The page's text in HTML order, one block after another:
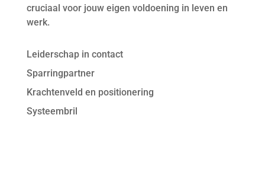
cruciaal voor jouw eigen voldoening in leven en
werk.
Leiderschap in contact
Sparringpartner
Krachtenveld en positionering
Systeembril